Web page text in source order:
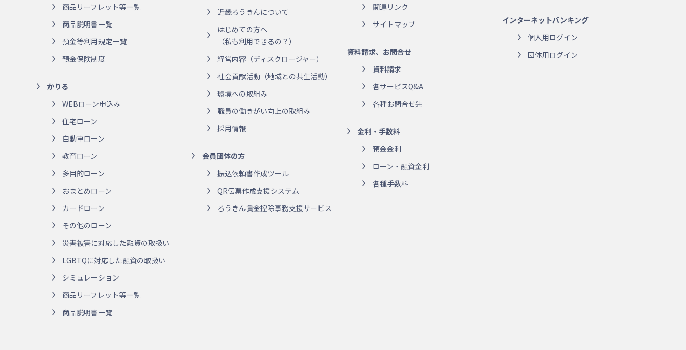
商品リーフレット等一覧
商品説明書一覧
預金等利用規定一覧
預金保険制度
かりる
WEBローン申込み
住宅ローン
自動車ローン
教育ローン
多目的ローン
おまとめローン
カードローン
その他のローン
災害被害に対応した融資の取扱い
LGBTQに対応した融資の取扱い
シミュレーション
商品リーフレット等一覧
商品説明書一覧
近畿ろうきんについて
はじめての方へ
（私も利用できるの？）
経営内容（ディスクロージャー）
社会貢献活動（地域との共生活動）
環境への取組み
職員の働きがい向上の取組み
採用情報
会員団体の方
振込依頼書作成ツール
QR伝票作成支援システム
ろうきん賃金控除事務支援サービス
関連リンク
サイトマップ
資料請求、お問合せ
資料請求
各サービスQ&A
各種お問合せ先
金利・手数料
預金金利
ローン・融資金利
各種手数料
インターネットバンキング
個人用ログイン
団体用ログイン